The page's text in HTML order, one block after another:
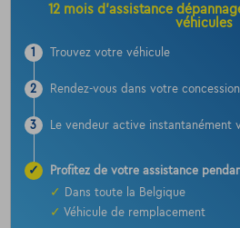
12 mois d’assistance
véhicules
1 Trouvez votre véhicule
2 Rendez-vous dans votre concession
3 Le vendeur active instantanément
✓
Profitez de votre assistance
✓
Dans toute la Belgique
✓ Véhicule de remplacement